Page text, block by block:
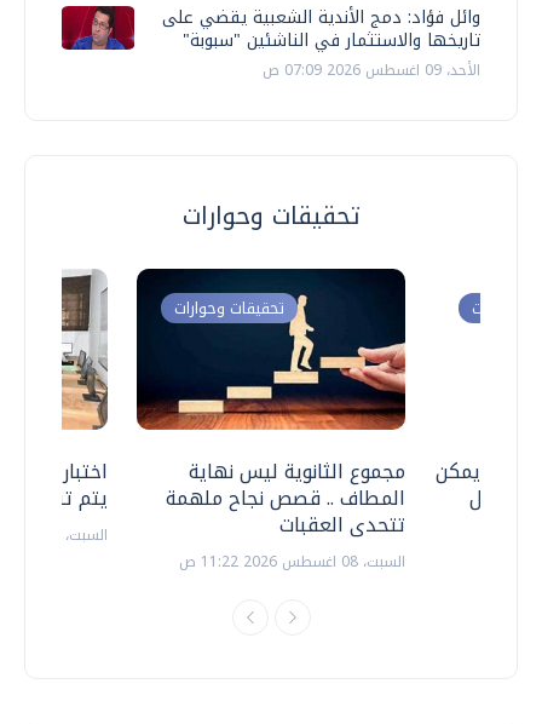
وائل فؤاد: دمج الأندية الشعبية يقضي على
تاريخها والاستثمار في الناشئين "سبوبة"
الأحد، 09 اغسطس 2026 07:09 ص
تحقيقات وحوارات
اختبارات
يتم
السبت، 18 يوليو 2026 09:22 ص
تحقيقات وحوارات
مجموع الثانوية ليس نهاية
المطاف .. قصص نجاح ملهمة
تتحدى العقبات
السبت، 08 اغسطس 2026 11:22 ص
وحوارات
.. هل يمكن
نتعامل